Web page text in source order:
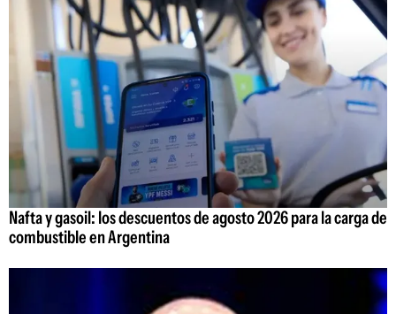
Nafta y gasoil: los descuentos de agosto 2026 para la carga de
combustible en Argentina